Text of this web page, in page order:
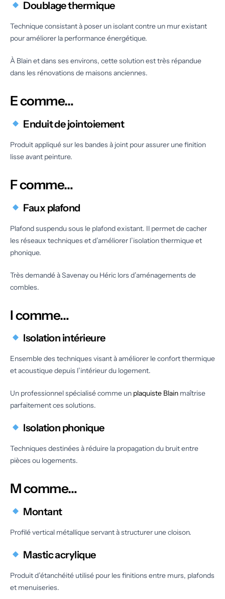
Doublage thermique
Technique consistant à poser un isolant contre un mur existant
pour améliorer la performance énergétique.
À Blain et dans ses environs, cette solution est très répandue
dans les rénovations de maisons anciennes.
E comme…
Enduit de jointoiement
Produit appliqué sur les bandes à joint pour assurer une finition
lisse avant peinture.
F comme…
Faux plafond
Plafond suspendu sous le plafond existant. Il permet de cacher
les réseaux techniques et d’améliorer l’isolation thermique et
phonique.
Très demandé à Savenay ou Héric lors d’aménagements de
combles.
I comme…
Isolation intérieure
Ensemble des techniques visant à améliorer le confort thermique
et acoustique depuis l’intérieur du logement.
Un professionnel spécialisé comme un plaquiste Blain maîtrise
parfaitement ces solutions.
Isolation phonique
Techniques destinées à réduire la propagation du bruit entre
pièces ou logements.
M comme…
Montant
Profilé vertical métallique servant à structurer une cloison.
Mastic acrylique
Produit d’étanchéité utilisé pour les finitions entre murs, plafonds
et menuiseries.